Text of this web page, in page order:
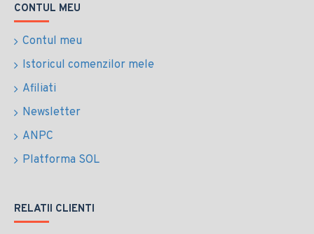
CONTUL MEU
Contul meu
Istoricul comenzilor mele
Afiliati
Newsletter
ANPC
Platforma SOL
RELATII CLIENTI